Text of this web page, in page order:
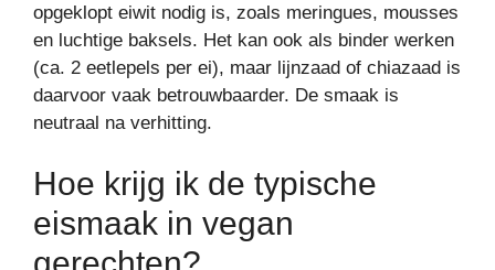
opgeklopt eiwit nodig is, zoals meringues, mousses
en luchtige baksels. Het kan ook als binder werken
(ca. 2 eetlepels per ei), maar lijnzaad of chiazaad is
daarvoor vaak betrouwbaarder. De smaak is
neutraal na verhitting.
Hoe krijg ik de typische
eismaak in vegan